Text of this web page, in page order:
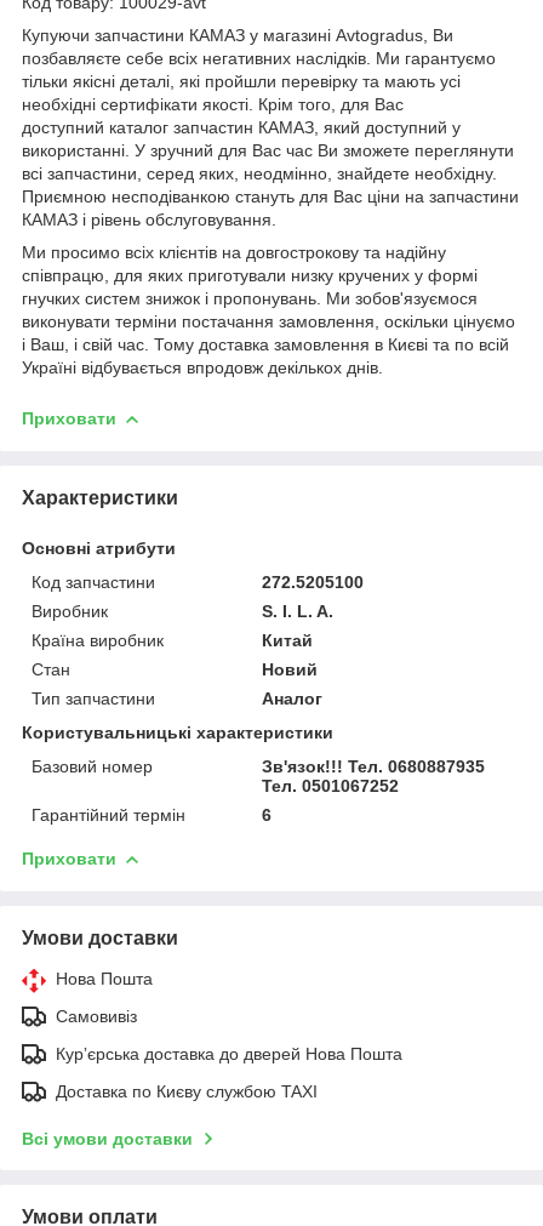
Купуючи запчастини КАМАЗ у магазині Avtogradus, Ви
позбавляєте себе всіх негативних наслідків. Ми гарантуємо
тільки якісні деталі, які пройшли перевірку та мають усі
необхідні сертифікати якості. Крім того, для Вас
доступний каталог запчастин КАМАЗ, який доступний у
використанні. У зручний для Вас час Ви зможете переглянути
всі запчастини, серед яких, неодмінно, знайдете необхідну.
Приємною несподіванкою стануть для Вас ціни на запчастини
КАМАЗ і рівень обслуговування.
Ми просимо всіх клієнтів на довгострокову та надійну
співпрацю, для яких приготували низку кручених у формі
гнучких систем знижок і пропонувань. Ми зобов'язуємося
виконувати терміни постачання замовлення, оскільки цінуємо
і Ваш, і свій час. Тому доставка замовлення в Києві та по всій
Україні відбувається впродовж декількох днів.
Приховати
Характеристики
Основні атрибути
Код запчастини
272.5205100
Виробник
S. I. L. A.
Країна виробник
Китай
Стан
Новий
Тип запчастини
Аналог
Користувальницькі характеристики
Базовий номер
Зв'язок!!! Тел. 0680887935
Тел. 0501067252
Гарантійний термін
6
Приховати
Умови доставки
Нова Пошта
Самовивіз
Курʼєрська доставка до дверей Нова Пошта
Доставка по Києву службою TAXI
Всі умови доставки
Умови оплати